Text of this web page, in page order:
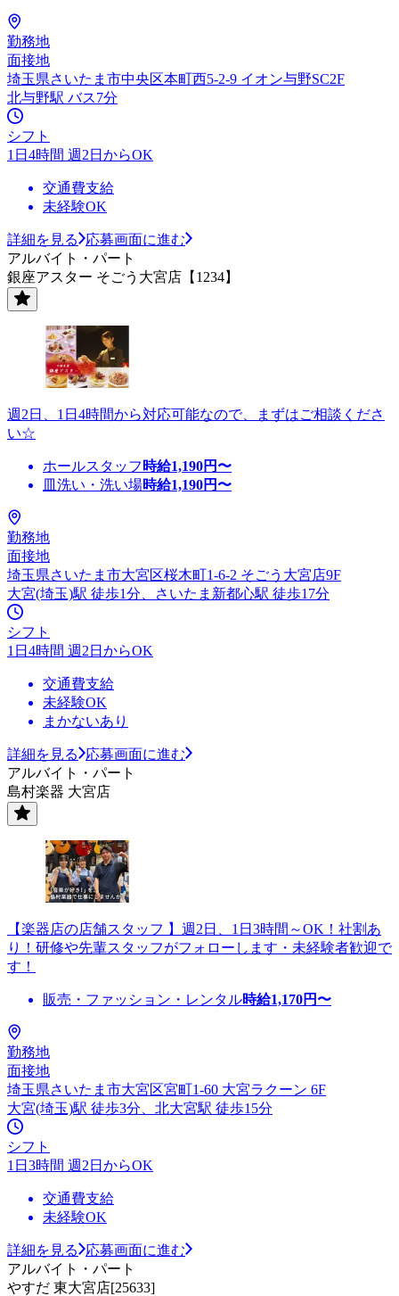
勤務地
面接地
埼玉県さいたま市中央区本町西5-2-9 イオン与野SC2F
北与野駅 バス7分
シフト
1日4時間 週2日からOK
交通費支給
未経験OK
詳細を見る
応募画面に進む
アルバイト・パート
銀座アスター そごう大宮店【1234】
週2日、1日4時間から対応可能なので、まずはご相談くださ
い☆
ホールスタッフ 時給1,190円〜
皿洗い・洗い場時給1,190円〜
勤務地
面接地
埼玉県さいたま市大宮区桜木町1-6-2 そごう大宮店9F
大宮(埼玉)駅 徒歩1分、さいたま新都心駅 徒歩17分
シフト
1日4時間 週2日からOK
交通費支給
未経験OK
まかないあり
詳細を見る
応募画面に進む
アルバイト・パート
島村楽器 大宮店
【楽器店の店舗スタッフ 】週2日、1日3時間～OK！社割あ
り！研修や先輩スタッフがフォローします・未経験者歓迎で
す！
販売・ファッション・レンタル時給1,170円〜
勤務地
面接地
埼玉県さいたま市大宮区宮町1-60 大宮ラクーン 6F
大宮(埼玉)駅 徒歩3分、北大宮駅 徒歩15分
シフト
1日3時間 週2日からOK
交通費支給
未経験OK
詳細を見る
応募画面に進む
アルバイト・パート
やすだ 東大宮店[25633]